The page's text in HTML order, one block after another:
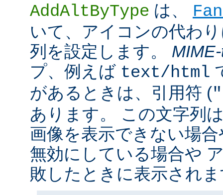
AddAltByType は、
いて、アイコンの代わ
列を設定します。
プ、例えば text/html
があるときは、引用符 ("
あります。 この文字列
画像を表示できない場
無効にしている場合や
敗したときに表示され